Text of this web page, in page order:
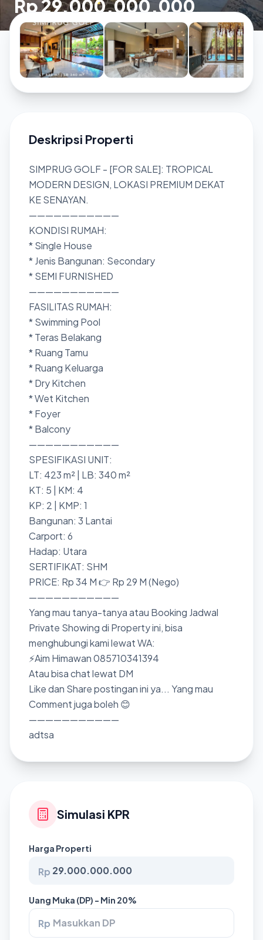
Rp 29.000.000.000
Deskripsi Properti
SIMPRUG GOLF - [FOR SALE]: TROPICAL
MODERN DESIGN, LOKASI PREMIUM DEKAT
KE SENAYAN.
———————————
KONDISI RUMAH:
* Single House
* Jenis Bangunan: Secondary
* SEMI FURNISHED
———————————
FASILITAS RUMAH:
* Swimming Pool
* Teras Belakang
* Ruang Tamu
* Ruang Keluarga
* Dry Kitchen
* Wet Kitchen
* Foyer
* Balcony
———————————
SPESIFIKASI UNIT:
LT: 423 m² | LB: 340 m²
KT: 5 | KM: 4
KP: 2 | KMP: 1
Bangunan: 3 Lantai
Carport: 6
Hadap: Utara
SERTIFIKAT: SHM
PRICE: Rp 34 M 👉 Rp 29 M (Nego)
———————————
Yang mau tanya-tanya atau Booking Jadwal
Private Showing di Property ini, bisa
menghubungi kami lewat WA:
⚡Aim Himawan 085710341394
Atau bisa chat lewat DM
Like dan Share postingan ini ya... Yang mau
Comment juga boleh 😊
———————————
adtsa
Simulasi KPR
Harga Properti
Rp
Uang Muka (DP) - Min 20%
Rp